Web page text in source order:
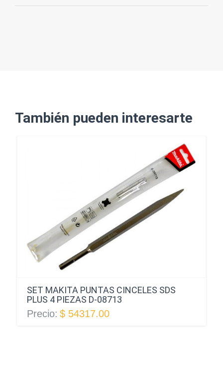
También pueden interesarte
SET MAKITA PUNTAS CINCELES SDS
PLUS 4 PIEZAS D-08713
Precio: $ 54317.00